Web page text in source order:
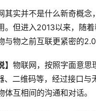
实并不是什么新奇概念
。但进入2013以来，随
与物之前互联更紧密的2.0
】 物联网，按照字面意思
、二维码等，经过接口
体互相间的沟通和对话。